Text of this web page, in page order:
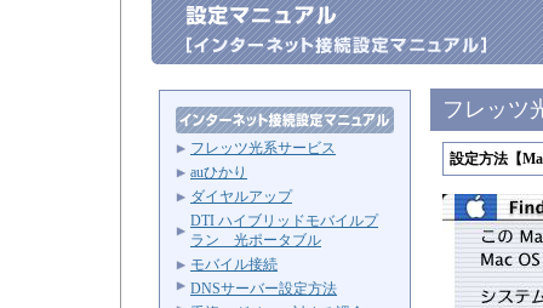
フレッツ光系サービス
auひかり
ダイヤルアップ
DTI ハイブリッドモバイルプ
ラン 光ポータブル
モバイル接続
DNSサーバー設定方法
フレッツ
設定方法【